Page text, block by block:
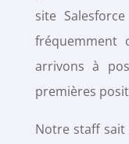
site
fréquemment
arrivons à
premières
Notre staff